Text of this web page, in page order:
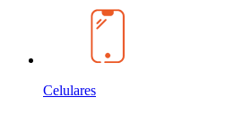
Celulares